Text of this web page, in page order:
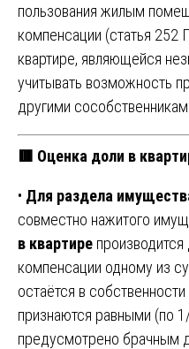
пользования жилым
компенсации (статья
квартире, являющейся
учитывать возможность
другими
🟥 Оценка доли в
• Для раздела
совместно нажитого
в квартире
компенсации одному из
остаётся в
признаются равными (по
предусмотрено брачным